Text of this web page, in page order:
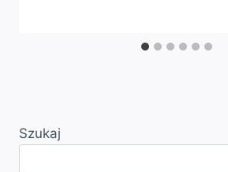
Szukaj